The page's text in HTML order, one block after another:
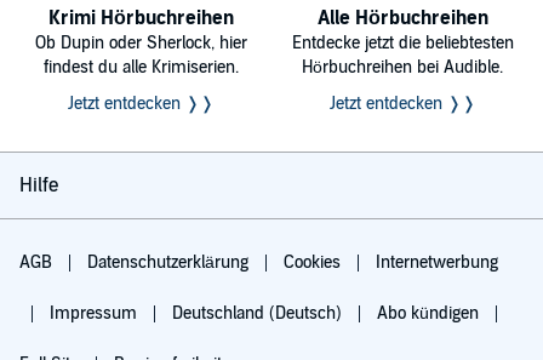
Krimi Hörbuchreihen
Ob Dupin oder Sherlock, hier
findest du alle Krimiserien.
Jetzt entdecken ❭❭
Alle Hörbuchreihen
Entdecke jetzt die beliebtesten
Hörbuchreihen bei Audible.
Jetzt entdecken ❭❭
Hilfe
AGB Datenschutzerklärung Cookies Internetwerbung
Impressum Deutschland (Deutsch) Abo kündigen